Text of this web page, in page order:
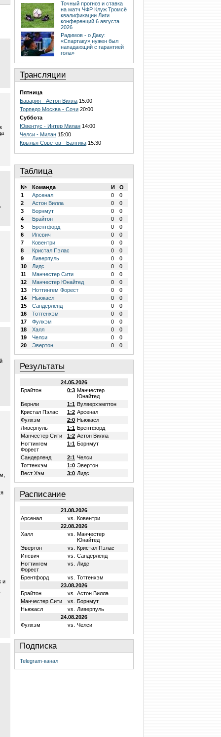
и
Точный прогноз и ставка
на матч ЧФР Клуж Тромсё
квалификации Лиги
конференций 6 августа
2026
Радимов - о Даку:
«Спартаку» нужен был
нападающий с гарантией
гола»
Трансляции
Пятница
Бавария - Астон Вилла 15:00
Торпедо Москва - Сочи 20:00
Суббота
Ювентус - Интер Милан 14:00
Челси - Милан 15:00
Крылья Советов - Балтика 15:30
Таблица
№ Команда И
О
1
Арсенал 0
0
2
Астон Вилла 0
0
3
Борнмут 0
0
4
Брайтон 0
0
5
Брентфорд 0
0
6
Ипсвич 0
0
7
Ковентри 0
0
8
Кристал Пэлас 0
0
9
Ливерпуль 0
0
10
Лидс 0
0
11
Манчестер Сити 0
0
12
Манчестер Юнайтед 0
0
13
Ноттингем Форест 0
0
14
Ньюкасл 0
0
15
Сандерленд 0
0
16
Тоттенхэм 0
0
17
Фулхэм 0
0
18
Халл 0
0
19
Челси 0
0
20
Эвертон 0 0
Результаты
24.05.2026
Брайтон
0:3 Манчестер
Юнайтед
Бернли
1:1 Вулверхэмптон
Кристал Пэлас
1:2 Арсенал
Фулхэм
2:0 Ньюкасл
Ливерпуль
1:1 Брентфорд
Манчестер Сити
1:2 Астон Вилла
Ноттингем
Форест
1:1 Борнмут
Сандерленд 2:1 Челси
Тоттенхэм
1:0 Эвертон
Вест Хэм
3:0 Лидс
Расписание
21.08.2026
Арсенал
vs.
Ковентри
22.08.2026
Халл
vs.
Манчестер
Юнайтед
Эвертон
vs.
Кристал Пэлас
Ипсвич
vs.
Сандерленд
Ноттингем
Форест
vs. Лидс
Брентфорд vs.
Тоттенхэм
23.08.2026
Брайтон
vs.
Астон Вилла
Манчестер Сити
vs.
Борнмут
Ньюкасл
vs.
Ливерпуль
24.08.2026
Фулхэм
vs. Челси
Подписка
Telegram-канал